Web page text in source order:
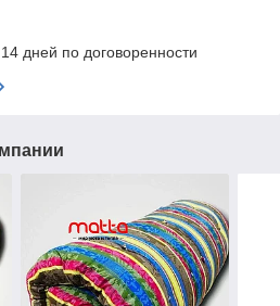
дней по договоренности